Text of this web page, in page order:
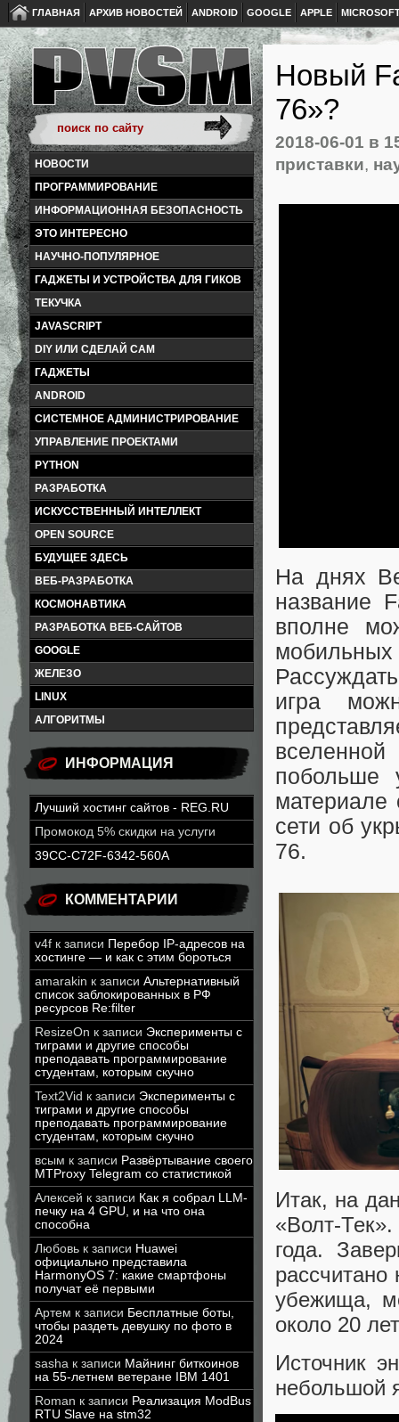
ГЛАВНАЯ АРХИВ НОВОСТЕЙ ANDROID GOOGLE APPLE
НОВОСТИ
ПРОГРАММИРОВАНИЕ
ИНФОРМАЦИОННАЯ БЕЗОПАСНОСТЬ
ЭТО ИНТЕРЕСНО
НАУЧНО-ПОПУЛЯРНОЕ
ГАДЖЕТЫ И УСТРОЙСТВА ДЛЯ ГИКОВ
ТЕКУЧКА
JAVASCRIPT
DIY ИЛИ СДЕЛАЙ САМ
ГАДЖЕТЫ
ANDROID
СИСТЕМНОЕ АДМИНИСТРИРОВАНИЕ
УПРАВЛЕНИЕ ПРОЕКТАМИ
PYTHON
РАЗРАБОТКА
ИСКУССТВЕННЫЙ ИНТЕЛЛЕКТ
OPEN SOURCE
БУДУЩЕЕ ЗДЕСЬ
ВЕБ-РАЗРАБОТКА
КОСМОНАВТИКА
РАЗРАБОТКА ВЕБ-САЙТОВ
GOOGLE
ЖЕЛЕЗО
LINUX
АЛГОРИТМЫ
ИНФОРМАЦИЯ
Лучший хостинг сайтов - REG.RU
Промокод 5% скидки на услуги
39CC-C72F-6342-560A
КОММЕНТАРИИ
v4f к записи Перебор IP-адресов на
хостинге — и как с этим бороться
amarakin к записи Альтернативный
список заблокированных в РФ
ресурсов Re:filter
ResizeOn к записи Эксперименты с
тиграми и другие способы
преподавать программирование
студентам, которым скучно
Text2Vid к записи Эксперименты с
тиграми и другие способы
преподавать программирование
студентам, которым скучно
всым к записи Развёртывание своего
MTProxy Telegram со статистикой
Алексей к записи Как я собрал LLM-
печку на 4 GPU, и на что она
способна
Любовь к записи Huawei
официально представила
HarmonyOS 7: какие смартфоны
получат её первыми
Артем к записи Бесплатные боты,
чтобы раздеть девушку по фото в
2024
sasha к записи Майнинг биткоинов
на 55-летнем ветеране IBM 1401
Roman к записи Реализация ModBus
RTU Slave на stm32
Новый
76»?
2018-06-01 в
приставки,
На днях
название
вполне
игра
побольше
материале
сети об
76.
Итак, на
«Волт-
года.
рассчитано
убежища,
около 20
Источник
небольшой